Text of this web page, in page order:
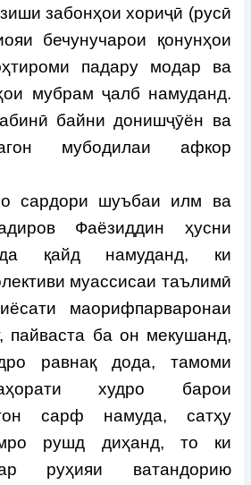
забонҳои хориҷӣ (русӣ
бечунучарои қонунҳои
падару модар ва
мубрам ҷалб намуданд.
байни донишҷӯён ва
мубодилаи афкор
шуъбаи илм ва
Фаёзиддин ҳусни
қайд намуданд, ки
муассисаи таълимӣ
маорифпарваронаи
пайваста ба он мекушанд,
равнақ дода, тамоми
худро барои
сарф намуда, сатҳу
рушд диҳанд, то ки
руҳияи ватандорию